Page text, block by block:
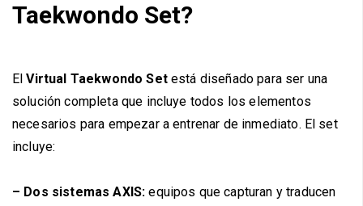
Taekwondo Set?
ElVirtual Taekwondo Setestá diseñado para ser una
solución completa que incluye todos los elementos
necesarios para empezar a entrenar de inmediato. El set
incluye:
– Dos sistemas AXIS: equipos que capturan y traducen